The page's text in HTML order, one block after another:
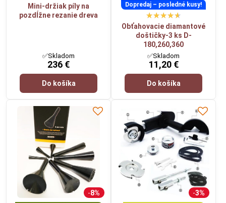
Mini-držiak píly na
pozdĺžne rezanie dreva
✅Skladom
236 €
Do košíka
Dopredaj – posledné kusy!
Obťahovacie diamantové
doštičky-3 ks D-
180,260,360
✅Skladom
11,20 €
Do košíka
8% 3%